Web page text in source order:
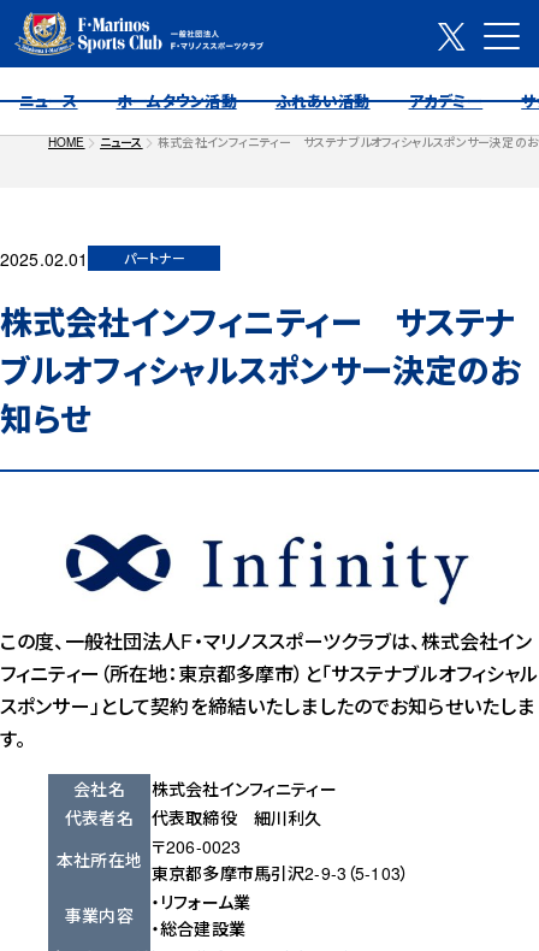
ニュース ホームタウン活動 ふれあい活動 アカデミー
HOME ニュース 株式会社インフィニティー サステナブルオフィシャルスポンサー決定の
2025.02.01 パートナー
株式会社インフィニティー サステナ
ブルオフィシャルスポンサー決定のお
知らせ
この度、一般社団法人F・マリノススポーツクラブは、株式会社イン
フィニティー（所在地：東京都多摩市）と「サステナブルオフィシャル
スポンサー」として契約を締結いたしましたのでお知らせいたしま
す。
会社名
株式会社インフィニティー
代表者名
代表取締役 細川利久
本社所在地
〒206-0023
東京都多摩市馬引沢2-9-3（5-103）
事業内容
・リフォーム業
・総合建設業